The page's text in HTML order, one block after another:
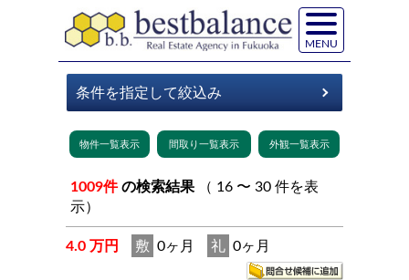
MENU
1009件 の検索結果
示）
4.0 万円 敷 0ヶ月 礼 0ヶ月